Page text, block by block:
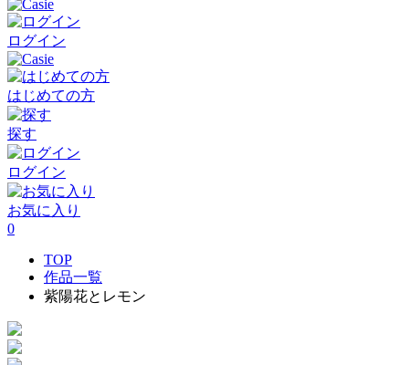
ログイン
はじめての方
探す
ログイン
お気に入り
0
TOP
作品一覧
紫陽花とレモン